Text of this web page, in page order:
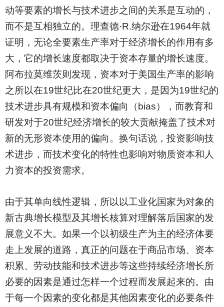
动等要素的增长与技术进步之间的关系是互动的，
而不是互相独立的。理查德·R.纳尔逊在1964年就
证明，无论全要素生产率对于经济增长的作用有多
大，它的增长速度都取决于资本存量的增长速度。
阿布拉莫维茨则发现，资本对于美国生产率的影响
之所以在19世纪比在20世纪更大，是因为19世纪的
技术进步具有规模和资本偏向（bias），而教育和
研发对于20世纪经济增长的较大贡献掩盖了技术对
新的无形资本使用的偏向。换句话说，投资影响技
术进步，而技术变化的特性也影响对物质资本和人
力资本的投资需求。
由于其单向线性逻辑，所以以工业化国家为对象的
新古典增长模型及其增长核算对理解落后国家的发
展意义不大。如果一个以初级生产为主的经济体要
走上发展的道路，真正的问题在于商品市场、资本
积累、劳动技能和技术进步等这些持续经济增长所
必要的因素是通过怎样一个过程而发展起来的。由
于每一个因素的变化都是其他因素变化的必要条件